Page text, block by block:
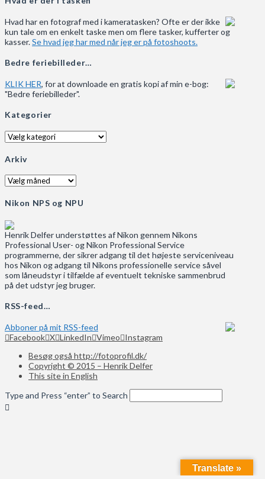
Hvad har en fotograf med i kameratasken? Ofte er der ikke
kun tale om en enkelt taske men om flere tasker, kufferter og
kasser.Se hvad jeg har med når jeg er på fotoshoots.
Bedre feriebilleder…
KLIK HER, for at downloade en gratis kopi af min e-bog:
"Bedre feriebilleder".
Kategorier
Kategorier
Arkiv
Arkiv
Nikon NPS og NPU
Henrik Delfer understøttes af Nikon gennem Nikons
Professional User- og Nikon Professional Service
programmerne, der sikrer adgang til det højeste serviceniveau
hos Nikon og adgang til Nikons professionelle service såvel
som låneudstyr i tilfælde af eventuelt tekniske sammenbrud
på det udstyr jeg bruger.
RSS-feed…
Abboner på mit RSS-feed
Facebook X LinkedIn Vimeo Instagram
Besøg også http://fotoprofil.dk/
Copyright © 2015 – Henrik Delfer
This site in English
Type and Press “enter” to Search
Translate »